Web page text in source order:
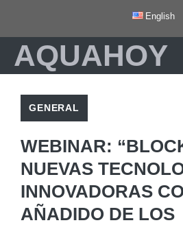
contenido
English
AQUAHOY
GENERAL
WEBINAR:
NUEVAS
INNOVADORAS
AÑADIDO DE LOS